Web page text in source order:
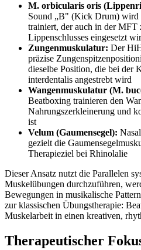
M. orbicularis oris
Sound „B" (Kick Drum) wird
trainiert, der auch in der MFT
Lippenschlusses eingesetzt
Zungenmuskulatur: Der
präzise
dieselbe Position, die bei der
interdentalis angestrebt wird
Wangenmuskulatur (M.
Beatboxing trainieren den
Nahrungszerkleinerung und
ist
Velum (Gaumensegel):
gezielt die
Therapieziel bei Rhinolalie
Dieser Ansatz nutzt die Parallelen
Muskelübungen durchzuführen,
Bewegungen in musikalische
zur klassischen Übungstherapie:
Muskelarbeit in einen kreativen,
Therapeutischer